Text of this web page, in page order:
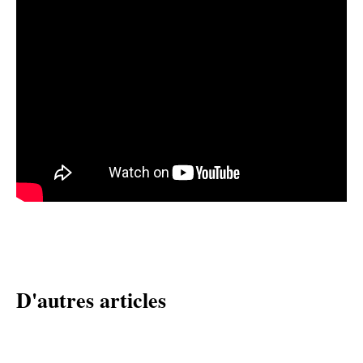
D'autres articles